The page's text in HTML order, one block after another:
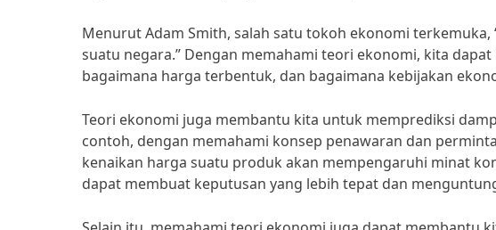
Menurut Adam Smith, salah satu tokoh ekonomi
suatu negara.” Dengan memahami teori ekonomi, kita
bagaimana harga terbentuk, dan bagaimana kebijakan
Teori ekonomi juga membantu kita untuk memprediksi
contoh, dengan memahami konsep penawaran dan
kenaikan harga suatu produk akan mempengaruhi minat
dapat membuat keputusan yang lebih tepat dan